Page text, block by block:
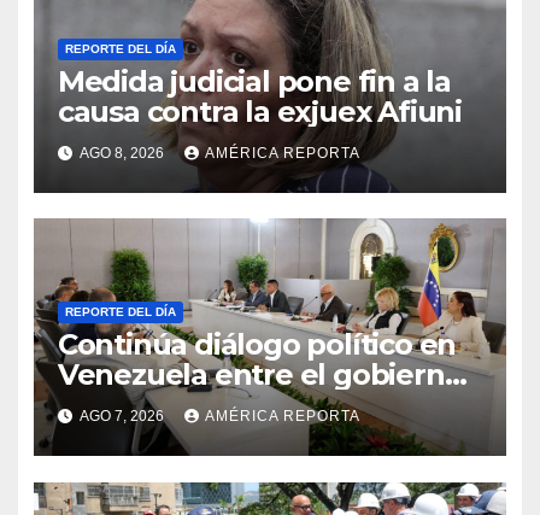
REPORTE DEL DÍA
Medida judicial pone fin a la
causa contra la exjuex Afiuni
AGO 8, 2026 AMÉRICA REPORTA
REPORTE DEL DÍA
Continúa diálogo político en
Venezuela entre el gobierno
y la oposición
AGO 7, 2026 AMÉRICA REPORTA